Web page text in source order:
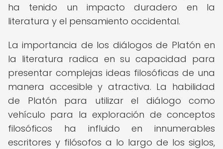
ha tenido un impacto duradero en la
literatura y el pensamiento occidental.
La importancia de los diálogos de Platón en
la literatura radica en su capacidad para
presentar complejas ideas filosóficas de una
manera accesible y atractiva. La habilidad
de Platón para utilizar el diálogo como
vehículo para la exploración de conceptos
filosóficos ha influido en innumerables
escritores y filósofos a lo largo de los siglos,